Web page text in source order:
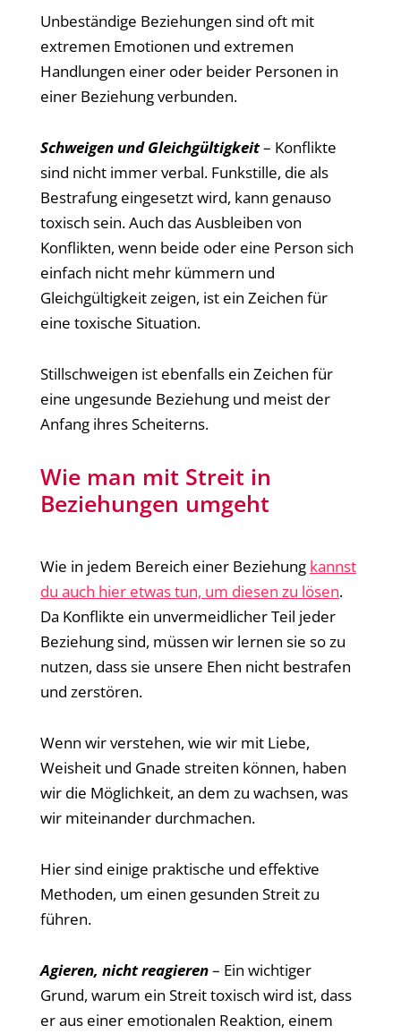
Unbeständige Beziehungen sind oft mit
extremen Emotionen und extremen
Handlungen einer oder beider Personen in
einer Beziehung verbunden.
Schweigen und Gleichgültigkeit– Konflikte
sind nicht immer verbal. Funkstille, die als
Bestrafung eingesetzt wird, kann genauso
toxisch sein. Auch das Ausbleiben von
Konflikten, wenn beide oder eine Person sich
einfach nicht mehr kümmern und
Gleichgültigkeit zeigen, ist ein Zeichen für
eine toxische Situation.
Stillschweigen ist ebenfalls ein Zeichen für
eine ungesunde Beziehung und meist der
Anfang ihres Scheiterns.
Wie man mit Streit in
Beziehungen umgeht
Wie in jedem Bereich einer Beziehung kannst
du auch hier etwas tun, um diesen zu lösen.
Da Konflikte ein unvermeidlicher Teil jeder
Beziehung sind, müssen wir lernen sie so zu
nutzen, dass sie unsere Ehen nicht bestrafen
und zerstören.
Wenn wir verstehen, wie wir mit Liebe,
Weisheit und Gnade streiten können, haben
wir die Möglichkeit, an dem zu wachsen, was
wir miteinander durchmachen.
Hier sind einige praktische und effektive
Methoden, um einen gesunden Streit zu
führen.
Agieren, nicht reagieren– Ein wichtiger
Grund, warum ein Streit toxisch wird ist, dass
er aus einer emotionalen Reaktion, einem